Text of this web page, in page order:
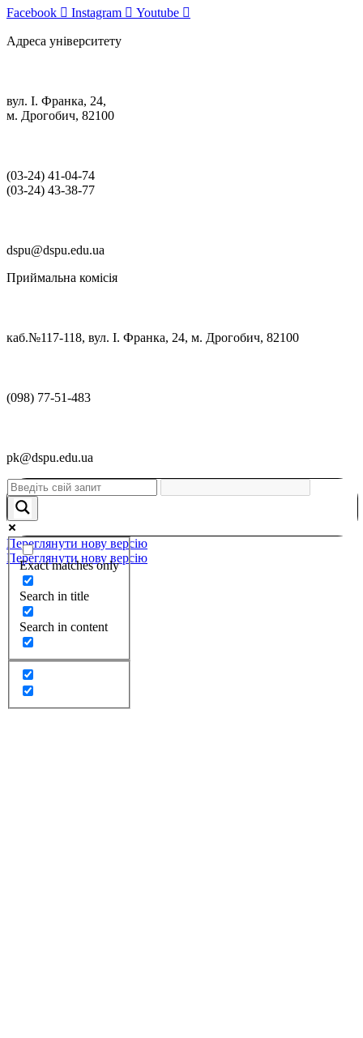
Facebook Instagram Youtube
Адреса університету
вул. І. Франка, 24,
м. Дрогобич, 82100
(03‑24) 41‑04‑74
(03‑24) 43‑38‑77
dspu@dspu.edu.ua
Приймальна комісія
каб.№117-118, вул. І. Франка, 24, м. Дрогобич, 82100
(098) 77-51-483
pk@dspu.edu.ua
Exact matches only
Search in title
Search in content
Переглянути нову версію
Переглянути нову версію